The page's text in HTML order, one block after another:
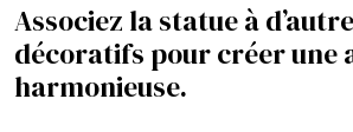
Associez la statue à
décoratifs pour créer une
harmonieuse.